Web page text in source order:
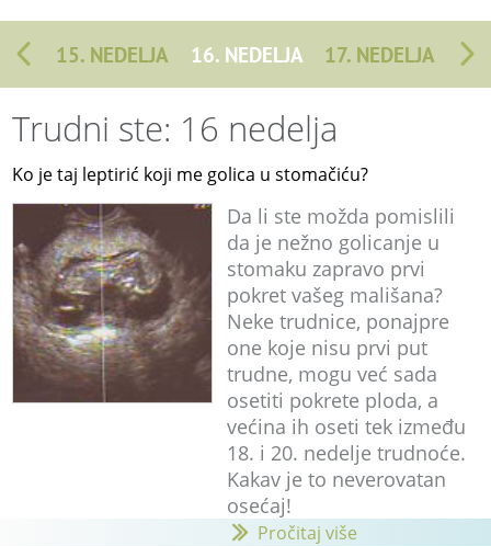
15. NEDELJA 16. NEDELJA 17. NEDELJA
Trudni ste: 16 nedelja
Ko je taj leptirić koji me golica u stomačiću?
Da li ste možda pomislili
da je nežno golicanje u
stomaku zapravo prvi
pokret vašeg mališana?
Neke trudnice, ponajpre
one koje nisu prvi put
trudne, mogu već sada
osetiti pokrete ploda, a
većina ih oseti tek između
18. i 20. nedelje trudnoće.
Kakav je to neverovatan
osećaj!
Pročitaj više